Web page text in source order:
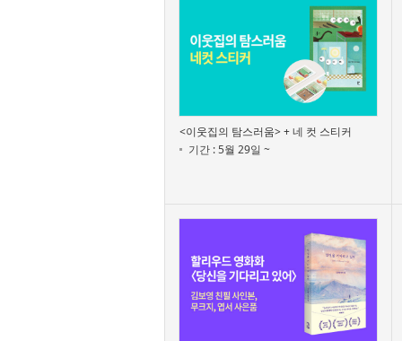
<이웃집의 탐스러움> + 네 컷 스티커
기간 : 5월 29일 ~